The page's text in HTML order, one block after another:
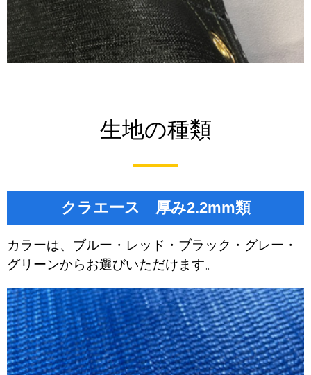
生地の種類
クラエース 厚み2.2mm類
カラーは、ブルー・レッド・ブラック・グレー・
グリーンからお選びいただけます。